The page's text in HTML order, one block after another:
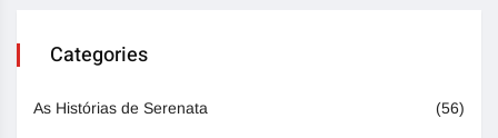
Categories
As Histórias de Serenata (56)